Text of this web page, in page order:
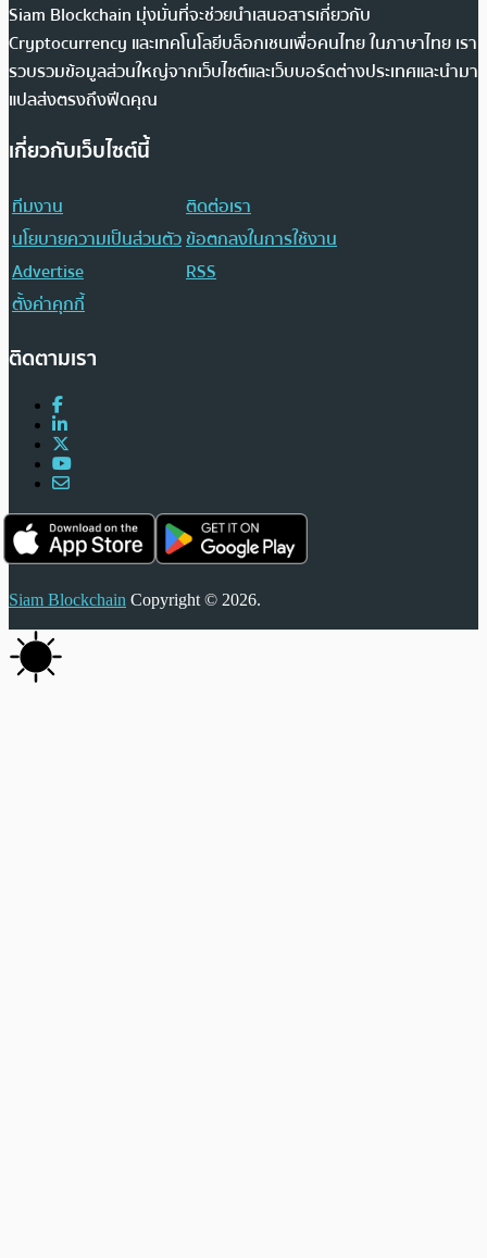
Siam Blockchain มุ่งมั่นที่จะช่วยนำเสนอสารเกี่ยวกับ
Cryptocurrency และเทคโนโลยีบล็อกเชนเพื่อคนไทย ในภาษาไทย เรา
รวบรวมข้อมูลส่วนใหญ่จากเว็บไซต์และเว็บบอร์ดต่างประเทศและนำมา
แปลส่งตรงถึงฟีดคุณ
เกี่ยวกับเว็บไซต์นี้
ทีมงาน
ติดต่อเรา
นโยบายความเป็นส่วนตัวข้อตกลงในการใช้งาน
Advertise
RSS
ตั้งค่าคุกกี้
ติดตามเรา
Siam Blockchain Copyright © 2026.